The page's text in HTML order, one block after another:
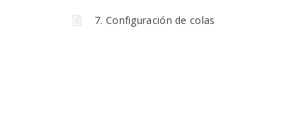
7. Configuración de colas